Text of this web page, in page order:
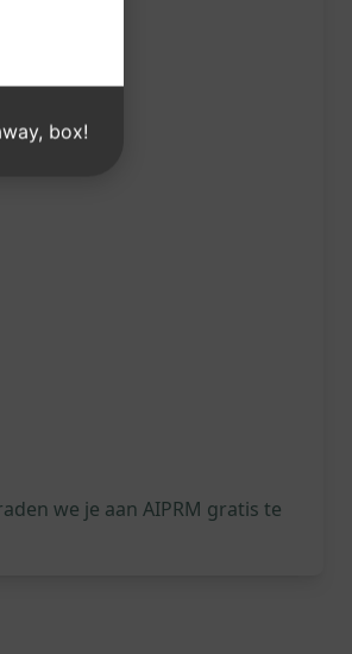
we je aan AIPRM gratis te
box!